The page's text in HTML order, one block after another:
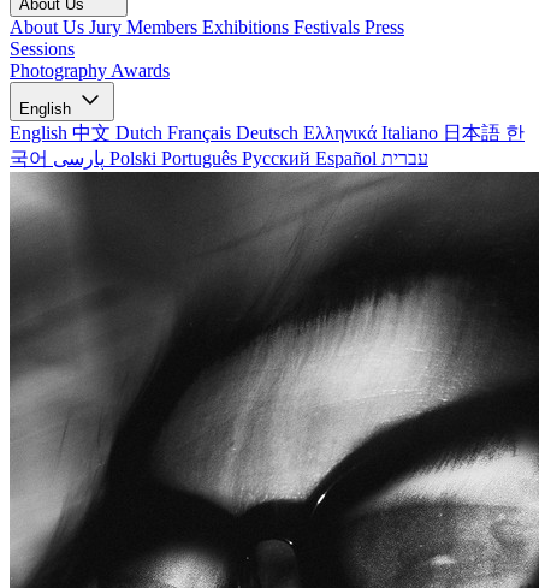
About Us
About Us Jury Members Exhibitions Festivals Press
Sessions
Photography Awards
English
English 中文 Dutch Français Deutsch Ελληνικά Italiano 日本語 한
국어
Polski Português Русский Español עברית